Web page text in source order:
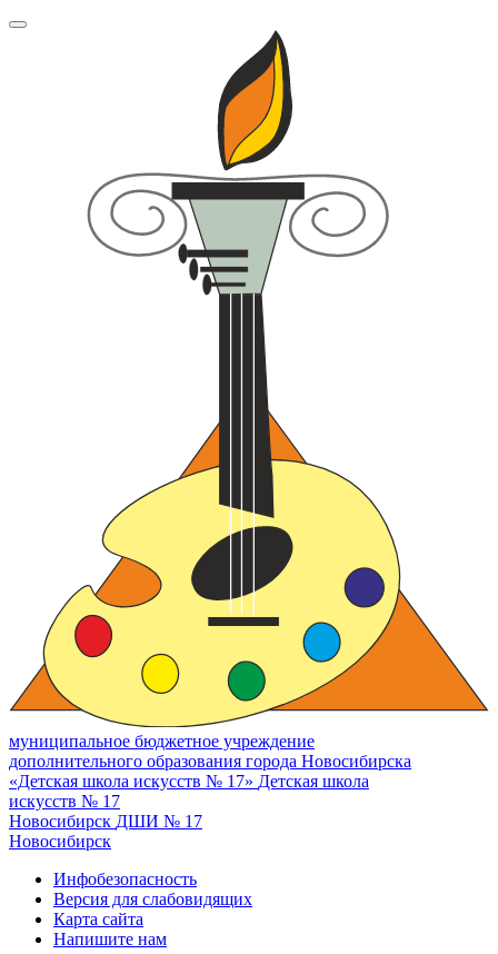
муниципальное бюджетное учреждение
дополнительного образования города Новосибирска
«Детская школа искусств № 17» Детская школа
искусств № 17
Новосибирск ДШИ № 17
Новосибирск
Инфобезопасность
Версия для слабовидящих
Карта сайта
Напишите нам